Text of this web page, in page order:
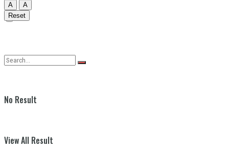
No Result
View All Result
A
A
Reset